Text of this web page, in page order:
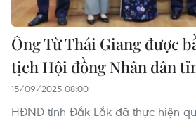
Ông Từ Thái Giang được
tịch Hội đồng Nhân dân
15/09/2025 08:00
HĐND tỉnh Đắk Lắk đã thực hiện